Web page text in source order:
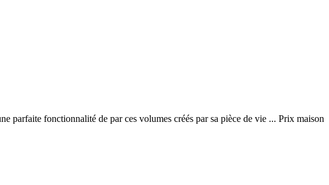
parfaite fonctionnalité de par ces volumes créés par sa pièce de vie ... Prix maison